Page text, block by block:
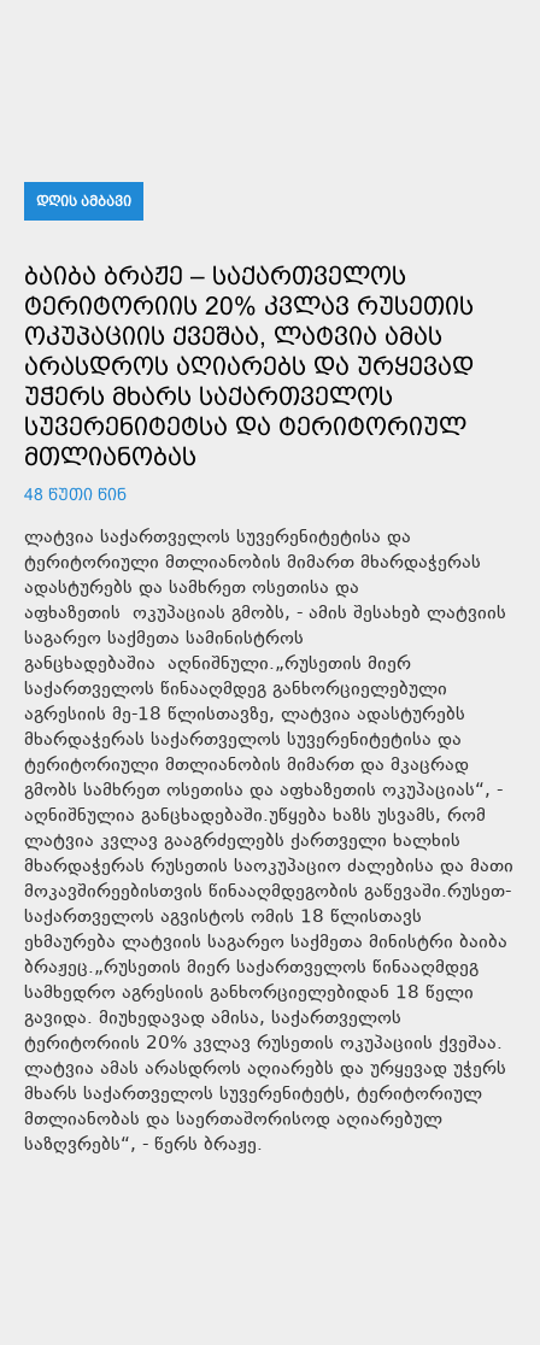
ᲓᲦᲘᲡ ᲐᲛᲑᲐᲕᲘ
ᲑᲐᲘᲑᲐ ᲑᲠᲐᲟᲔ – ᲡᲐᲥᲐᲠᲗᲕᲔᲚᲝᲡ
ᲢᲔᲠᲘᲢᲝᲠᲘᲘᲡ 20% ᲙᲕᲚᲐᲕ ᲠᲣᲡᲔᲗᲘᲡ
ᲝᲙᲣᲞᲐᲪᲘᲘᲡ ᲥᲕᲔᲨᲐᲐ, ᲚᲐᲢᲕᲘᲐ ᲐᲛᲐᲡ
ᲐᲠᲐᲡᲓᲠᲝᲡ ᲐᲦᲘᲐᲠᲔᲑᲡ ᲓᲐ ᲣᲠᲧᲔᲕᲐᲓ
ᲣᲭᲔᲠᲡ ᲛᲮᲐᲠᲡ ᲡᲐᲥᲐᲠᲗᲕᲔᲚᲝᲡ
ᲡᲣᲕᲔᲠᲔᲜᲘᲢᲔᲢᲡᲐ ᲓᲐ ᲢᲔᲠᲘᲢᲝᲠᲘᲣᲚ
ᲛᲗᲚᲘᲐᲜᲝᲑᲐᲡ
48 ᲬᲣᲗᲘ ᲬᲘᲜ
ლატვია საქართველოს სუვერენიტეტისა და
ტერიტორიული მთლიანობის მიმართ მხარდაჭერას
ადასტურებს და სამხრეთ ოსეთისა და
აფხაზეთის ოკუპაციას გმობს, - ამის შესახებ ლატვიის
საგარეო საქმეთა სამინისტროს
განცხადებაშია აღნიშნული.„რუსეთის მიერ
საქართველოს წინააღმდეგ განხორციელებული
აგრესიის მე-18 წლისთავზე, ლატვია ადასტურებს
მხარდაჭერას საქართველოს სუვერენიტეტისა და
ტერიტორიული მთლიანობის მიმართ და მკაცრად
გმობს სამხრეთ ოსეთისა და აფხაზეთის ოკუპაციას“, -
აღნიშნულია განცხადებაში.უწყება ხაზს უსვამს, რომ
ლატვია კვლავ გააგრძელებს ქართველი ხალხის
მხარდაჭერას რუსეთის საოკუპაციო ძალებისა და მათი
მოკავშირეებისთვის წინააღმდეგობის გაწევაში.რუსეთ-
საქართველოს აგვისტოს ომის 18 წლისთავს
ეხმაურება ლატვიის საგარეო საქმეთა მინისტრი ბაიბა
ბრაჟეც.„რუსეთის მიერ საქართველოს წინააღმდეგ
სამხედრო აგრესიის განხორციელებიდან 18 წელი
გავიდა. მიუხედავად ამისა, საქართველოს
ტერიტორიის 20% კვლავ რუსეთის ოკუპაციის ქვეშაა.
ლატვია ამას არასდროს აღიარებს და ურყევად უჭერს
მხარს საქართველოს სუვერენიტეტს, ტერიტორიულ
მთლიანობას და საერთაშორისოდ აღიარებულ
საზღვრებს“, - წერს ბრაჟე.